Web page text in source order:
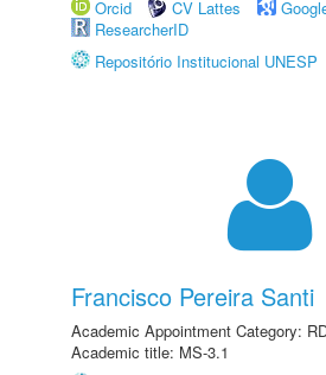
Orcid
CV Lattes
ResearcherID
Repositório Institucional UNESP
Francisco Pereira Santi
Academic Appointment Category:
Academic title: MS-3.1